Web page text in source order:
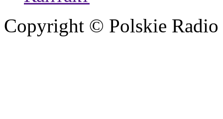
Copyright © Polskie